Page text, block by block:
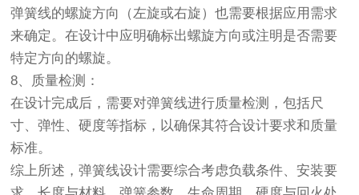
弹簧线的螺旋方向（左旋或右旋）也需要根据应用需求
来确定。在设计中应明确标出螺旋方向或注明是否需要
特定方向的螺旋。
8、质量检测：
在设计完成后，需要对弹簧线进行质量检测，包括尺
寸、弹性、硬度等指标，以确保其符合设计要求和质量
标准。
综上所述，弹簧线设计需要综合考虑负载条件、安装要